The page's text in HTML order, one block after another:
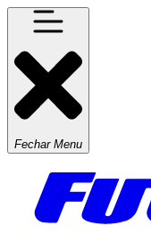
Fechar Menu